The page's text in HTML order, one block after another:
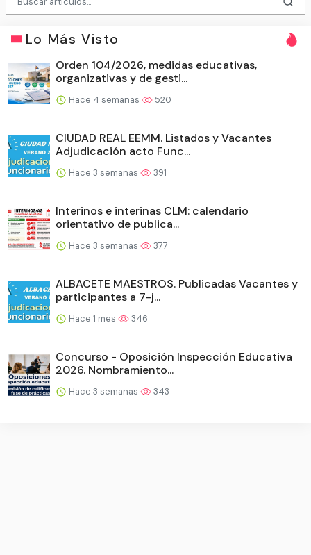
Lo Más Visto
Orden 104/2026, medidas educativas,
organizativas y de gesti...
Hace 4 semanas 520
CIUDAD REAL EEMM. Listados y Vacantes
Adjudicación acto Func...
Hace 3 semanas 391
Interinos e interinas CLM: calendario
orientativo de publica...
Hace 3 semanas 377
ALBACETE MAESTROS. Publicadas Vacantes y
participantes a 7-j...
Hace 1 mes 346
Concurso - Oposición Inspección Educativa
2026. Nombramiento...
Hace 3 semanas 343